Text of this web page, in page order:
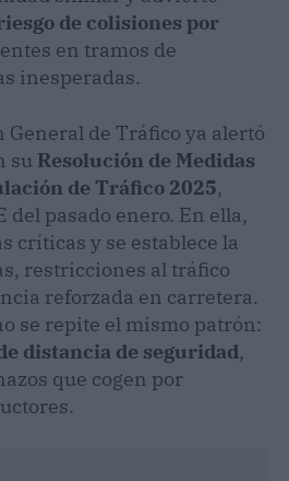
de colisiones por
en tramos de
inesperadas.
de Tráfico ya alertó
su Resolución de Medidas
de Tráfico 2025,
del pasado enero. En ella,
críticas y se establece la
restricciones al tráfico
reforzada en carretera.
se repite el mismo patrón:
distancia de seguridad,
que cogen por